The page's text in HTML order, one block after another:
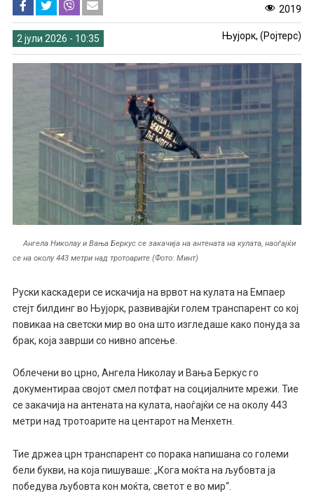
2019
2 јули 2026 - 10:35 Њујорк, (Ројтерс)
Ангела Николау и Вања Беркус се закачија на антената на кулата, наоѓајќи
се на околу 443 метри над тротоарите (Фото: Минт)
Руски каскадери се искачија на врвот на кулата на Емпаер
стејт билдинг во Њујорк, развивајќи голем транспарент со кој
повикаа на светски мир во она што изгледаше како понуда за
брак, која заврши со нивно апсење.
Облечени во црно, Ангела Николау и Вања Беркус го
документираа својот смел потфат на социјалните мрежи. Тие
се закачија на антената на кулата, наоѓајќи се на околу 443
метри над тротоарите на центарот на Менхетн.
Тие држеа црн транспарент со порака напишана со големи
бели букви, на која пишуваше: „Кога моќта на љубовта ја
победува љубовта кон моќта, светот е во мир“.